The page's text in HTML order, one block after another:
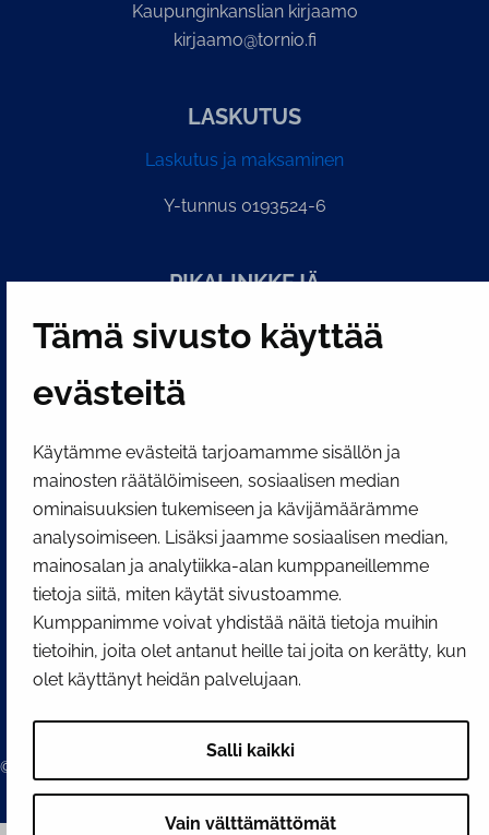
Tämä sivusto käyttää
evästeitä
Käytämme evästeitä tarjoamamme sisällön ja
mainosten räätälöimiseen, sosiaalisen median
ominaisuuksien tukemiseen ja kävijämäärämme
analysoimiseen. Lisäksi jaamme sosiaalisen median,
mainosalan ja analytiikka-alan kumppaneillemme
tietoja siitä, miten käytät sivustoamme.
Kumppanimme voivat yhdistää näitä tietoja muihin
tietoihin, joita olet antanut heille tai joita on kerätty, kun
olet käyttänyt heidän palvelujaan.
Salli kaikki
Vain välttämättömät
Kaupunginkanslian kirjaamo
kirjaamo@tornio.fi
LASKUTUS
Laskutus ja maksaminen
Y-tunnus 0193524-6
PI­KA­LINK­KE­JÄ
Näytä evästeasetukseni
SOSIAALINEN MEDIA
Facebook
© 2026 Tornion kaupunki